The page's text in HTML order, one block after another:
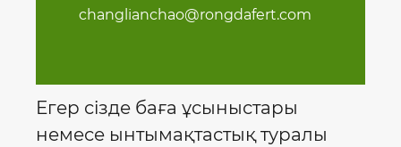
changlianchao@rongdafert.com
Егер сізде баға ұсыныстары
немесе ынтымақтастық туралы